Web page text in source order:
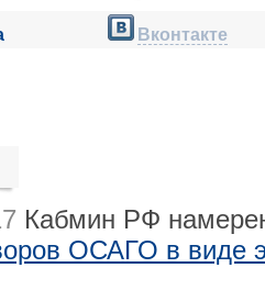
Вконтакте
Кабмин РФ
ОСАГО в виде